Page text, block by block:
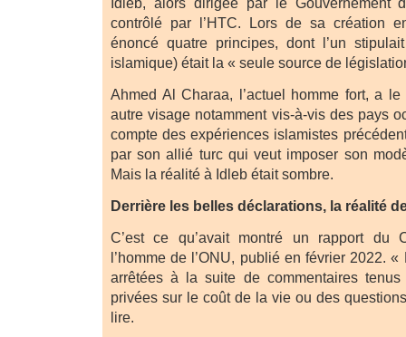
contrôlé par l’HTC. Lors de sa création
énoncé quatre principes, dont l’un
islamique) était la « seule source de
Ahmed Al Charaa, l’actuel homme fort, a
autre visage notamment vis-à-vis des pays
compte des expériences islamistes
par son allié turc qui veut imposer son
Mais la réalité à Idleb était sombre.
Derrière les belles déclarations, la réalité
C’est ce qu’avait montré un rapport du
l’homme de l’ONU, publié en février 2022.
arrêtées à la suite de commentaires
privées sur le coût de la vie ou des
lire.